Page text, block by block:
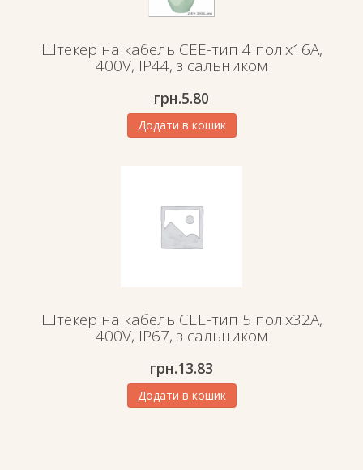
Штекер на кабель СЕЕ-тип 4 пол.х16А,
400V, IP44, з сальником
грн.5.80
Додати в кошик
Штекер на кабель СЕЕ-тип 5 пол.х32А,
400V, IP67, з сальником
грн.13.83
Додати в кошик